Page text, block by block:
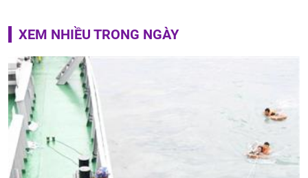
XEM NHIỀU TRONG NGÀY